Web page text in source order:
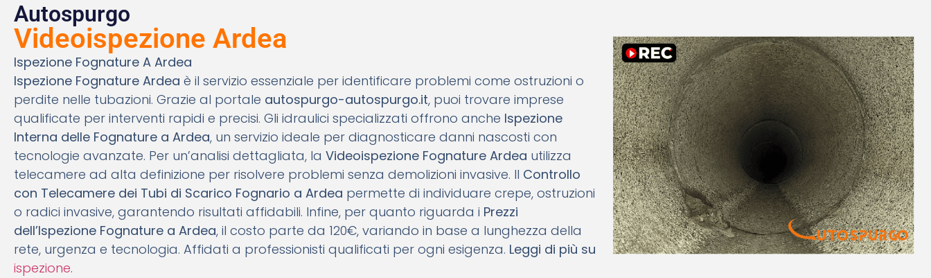
Autospurgo
Videoispezione Ardea
Ispezione Fognature A Ardea
Ispezione Fognature Ardea è il servizio essenziale per identificare problemi come ostruzioni o
perdite nelle tubazioni. Grazie al portale autospurgo-autospurgo.it, puoi trovare imprese
qualificate per interventi rapidi e precisi. Gli idraulici specializzati offrono anche Ispezione
Interna delle Fognature a Ardea, un servizio ideale per diagnosticare danni nascosti con
tecnologie avanzate. Per un’analisi dettagliata, la Videoispezione Fognature Ardea utilizza
telecamere ad alta definizione per risolvere problemi senza demolizioni invasive. Il Controllo
con Telecamere dei Tubi di Scarico Fognario a Ardea permette di individuare crepe, ostruzioni
o radici invasive, garantendo risultati affidabili. Infine, per quanto riguarda i Prezzi
dell’Ispezione Fognature a Ardea, il costo parte da 120€, variando in base a lunghezza della
rete, urgenza e tecnologia. Affidati a professionisti qualificati per ogni esigenza. Leggi di più su
ispezione.